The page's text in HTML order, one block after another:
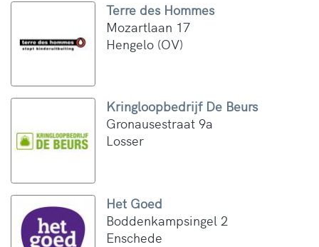
Terre des Hommes
Mozartlaan 17
Hengelo (OV)
Kringloopbedrijf De Beurs
Gronausestraat 9a
Losser
Het Goed
Boddenkampsingel 2
Enschede